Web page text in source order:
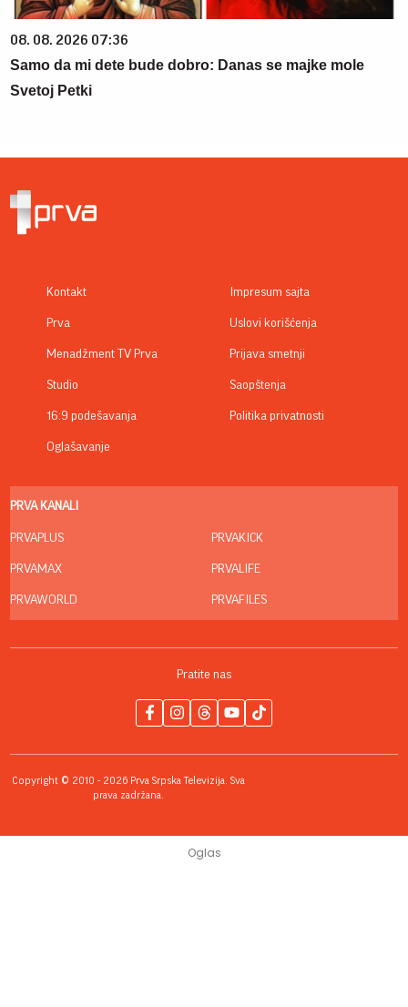
08. 08. 2026 07:36
Samo da mi dete bude dobro: Danas se majke mole
Svetoj Petki
Kontakt
Prva
Menadžment TV Prva
Studio
16:9 podešavanja
Oglašavanje
Impresum sajta
Uslovi korišćenja
Prijava smetnji
Saopštenja
Politika privatnosti
PRVA KANALI
PRVAPLUS
PRVAMAX
PRVAWORLD
PRVAKICK
PRVALIFE
PRVAFILES
Pratite nas
Copyright © 2010 - 2026 Prva Srpska Televizija. Sva
prava zadržana.